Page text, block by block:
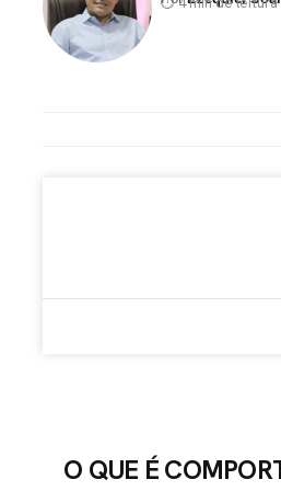
O QUE É